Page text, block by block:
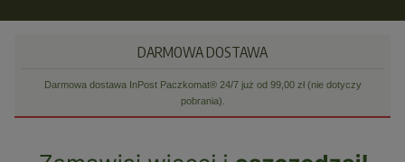
DARMOWA DOSTAWA
Darmowa dostawa InPost Paczkomat® 24/7 już od 99,00 zł (nie dotyczy
pobrania).